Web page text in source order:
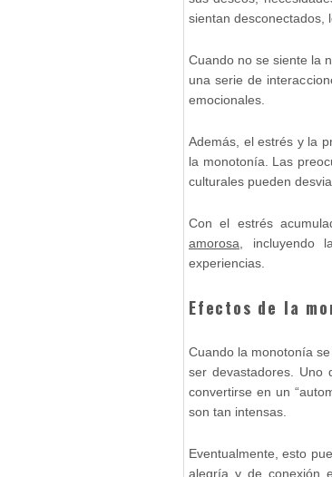
sientan desconectados,
Cuando no se siente la
una serie de
emocionales.
Además, el estrés y la
la monotonía. Las
culturales pueden
Con el estrés
amorosa , incluyendo
experiencias.
Efectos de la
Cuando la monotonía
ser devastadores. Uno
convertirse en un
son tan intensas.
Eventualmente, esto
alegría y de conexión